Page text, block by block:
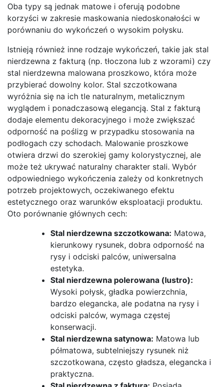
Oba typy są jednak matowe i oferują podobne
korzyści w zakresie maskowania niedoskonałości w
porównaniu do wykończeń o wysokim połysku.
Istnieją również inne rodzaje wykończeń, takie jak stal
nierdzewna z fakturą (np. tłoczona lub z wzorami) czy
stal nierdzewna malowana proszkowo, która może
przybierać dowolny kolor. Stal szczotkowana
wyróżnia się na ich tle naturalnym, metalicznym
wyglądem i ponadczasową elegancją. Stal z fakturą
dodaje elementu dekoracyjnego i może zwiększać
odporność na poślizg w przypadku stosowania na
podłogach czy schodach. Malowanie proszkowe
otwiera drzwi do szerokiej gamy kolorystycznej, ale
może też ukrywać naturalny charakter stali. Wybór
odpowiedniego wykończenia zależy od konkretnych
potrzeb projektowych, oczekiwanego efektu
estetycznego oraz warunków eksploatacji produktu.
Oto porównanie głównych cech:
Stal nierdzewna szczotkowana: Matowa,
kierunkowy rysunek, dobra odporność na
rysy i odciski palców, uniwersalna
estetyka.
Stal nierdzewna polerowana (lustro):
Wysoki połysk, gładka powierzchnia,
bardzo elegancka, ale podatna na rysy i
odciski palców, wymaga częstej
konserwacji.
Stal nierdzewna satynowa: Matowa lub
półmatowa, subtelniejszy rysunek niż
szczotkowana, często gładsza, elegancka i
praktyczna.